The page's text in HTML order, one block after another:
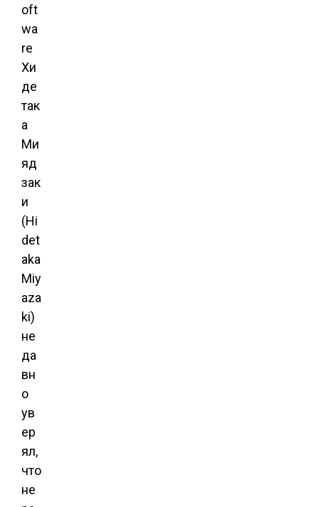
oft
wa
re
Хи
де
так
а
Ми
яд
зак
и
(Hi
det
aka
Miy
aza
ki)
не
да
вн
о
ув
ер
ял,
что
не